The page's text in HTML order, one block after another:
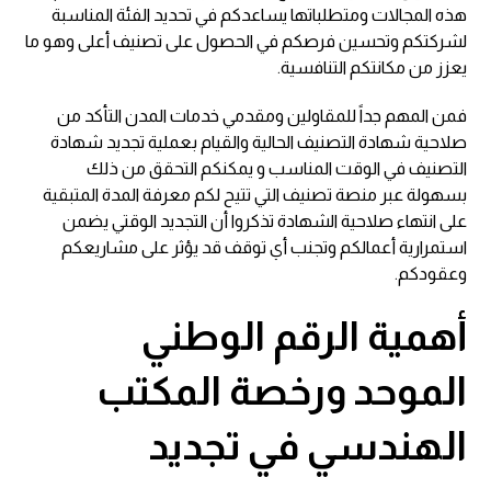
هذه المجالات ومتطلباتها يساعدكم في تحديد الفئة المناسبة
لشركتكم وتحسين فرصكم في الحصول على تصنيف أعلى وهو ما
يعزز من مكانتكم التنافسية.
فمن المهم جداً للمقاولين ومقدمي خدمات المدن التأكد من
صلاحية شهادة التصنيف الحالية والقيام بعملية تجديد شهادة
التصنيف في الوقت المناسب و يمكنكم التحقق من ذلك
بسهولة عبر منصة تصنيف التي تتيح لكم معرفة المدة المتبقية
على انتهاء صلاحية الشهادة تذكروا أن التجديد الوقتي يضمن
استمرارية أعمالكم وتجنب أي توقف قد يؤثر على مشاريعكم
وعقودكم.
أهمية الرقم الوطني
الموحد ورخصة المكتب
الهندسي في تجديد